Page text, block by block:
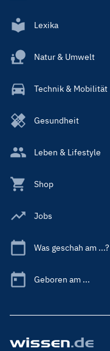
Lexika
Natur & Umwelt
Technik & Mobilität
Gesundheit
Leben & Lifestyle
Shop
Jobs
Was geschah am ...?
Geboren am ...